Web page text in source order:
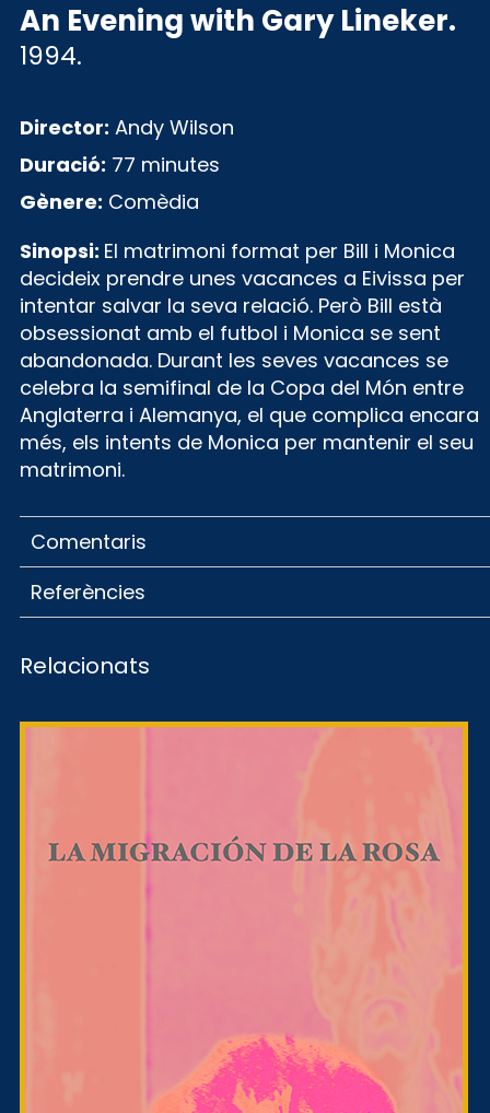
An Evening with Gary Lineker.
1994.
Director: Andy Wilson
Duració: 77 minutes
Gènere: Comèdia
Sinopsi: El matrimoni format per Bill i Monica
decideix prendre unes vacances a Eivissa per
intentar salvar la seva relació. Però Bill està
obsessionat amb el futbol i Monica se sent
abandonada. Durant les seves vacances se
celebra la semifinal de la Copa del Món entre
Anglaterra i Alemanya, el que complica encara
més, els intents de Monica per mantenir el seu
matrimoni.
Comentaris
Referències
Relacionats